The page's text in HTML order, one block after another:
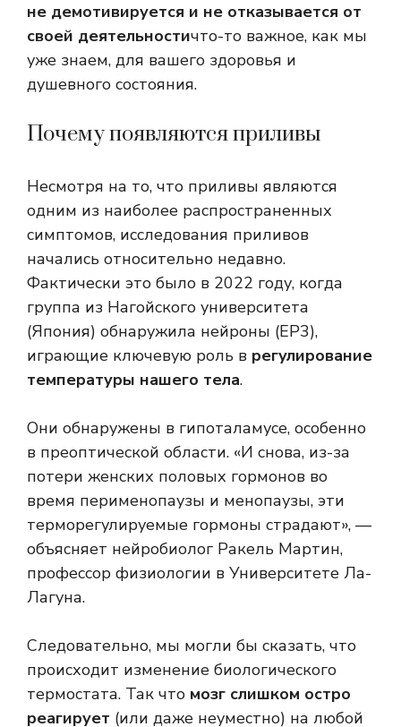
не демотивируется и не отказывается от
своей деятельностичто-то важное, как мы
уже знаем, для вашего здоровья и
душевного состояния.
Почему появляются приливы
Несмотря на то, что приливы являются
одним из наиболее распространенных
симптомов, исследования приливов
начались относительно недавно.
Фактически это было в 2022 году, когда
группа из Нагойского университета
(Япония) обнаружила нейроны (EP3),
играющие ключевую роль в регулирование
температуры нашего тела.
Они обнаружены в гипоталамусе, особенно
в преоптической области. «И снова, из-за
потери женских половых гормонов во
время перименопаузы и менопаузы, эти
терморегулируемые гормоны страдают», —
объясняет нейробиолог Ракель Мартин,
профессор физиологии в Университете Ла-
Лагуна.
Следовательно, мы могли бы сказать, что
происходит изменение биологического
термостата. Так что мозг слишком остро
реагирует (или даже неуместно) на любой